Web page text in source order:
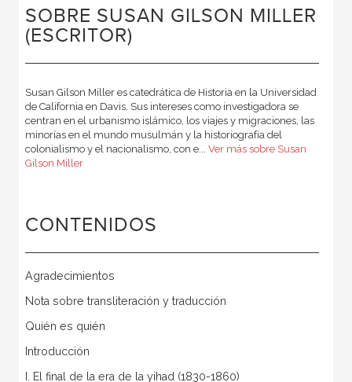
SOBRE SUSAN GILSON MILLER
(ESCRITOR)
Susan Gilson Miller es catedrática de Historia en la Universidad
de California en Davis. Sus intereses como investigadora se
centran en el urbanismo islámico, los viajes y migraciones, las
minorías en el mundo musulmán y la historiografía del
colonialismo y el nacionalismo, con e... Ver más sobre Susan
Gilson Miller
CONTENIDOS
Agradecimientos
Nota sobre transliteración y traducción
Quién es quién
Introducción
I. El final de la era de la yihad (1830-1860)